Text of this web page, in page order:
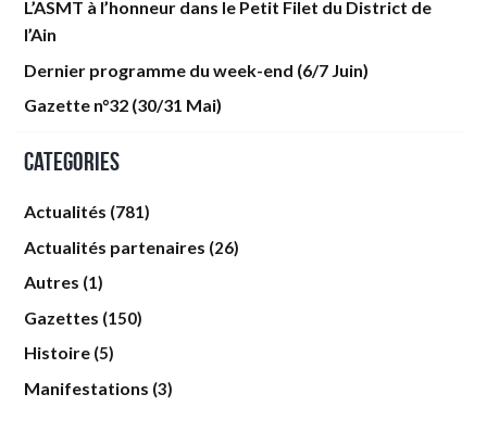
L’ASMT à l’honneur dans le Petit Filet du District de
l’Ain
Dernier programme du week-end (6/7 Juin)
Gazette n°32 (30/31 Mai)
Categories
Actualités (781)
Actualités partenaires (26)
Autres (1)
Gazettes (150)
Histoire (5)
Manifestations (3)